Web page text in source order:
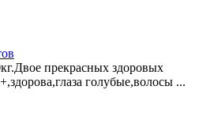
прекрасных здоровых
голубые,волосы ...